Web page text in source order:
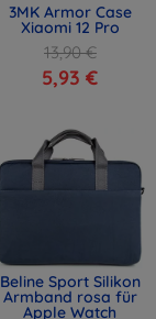
3MK Armor Case
Xiaomi 12 Pro
13,90 €
5,93 €
Beline Sport Silikon
Armband rosa für
Apple Watch